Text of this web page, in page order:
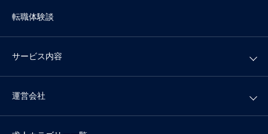
転職体験談
サービス内容
運営会社